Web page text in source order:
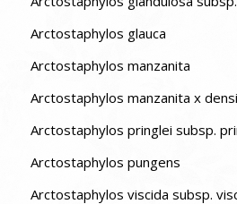
Arctostaphylos glauca
Arctostaphylos manzanita
Arctostaphylos manzanita x
Arctostaphylos pringlei subsp.
Arctostaphylos pungens
Arctostaphylos viscida subsp.